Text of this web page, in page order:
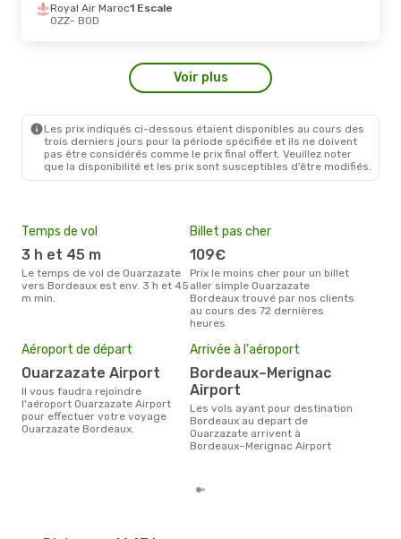
Royal Air Maroc1 Escale
OZZ- BOD
Voir plus
Les prix indiqués ci-dessous étaient disponibles au cours des
trois derniers jours pour la période spécifiée et ils ne doivent
pas être considérés comme le prix final offert. Veuillez noter
que la disponibilité et les prix sont susceptibles d’être modifiés.
Temps de vol
3 h et 45 m
Le temps de vol de Ouarzazate
vers Bordeaux est env. 3 h et 45
m min.
Billet pas cher
109€
Prix le moins cher pour un billet
aller simple Ouarzazate
Bordeaux trouvé par nos clients
au cours des 72 dernières
heures
Aéroport de départ
Ouarzazate Airport
Il vous faudra rejoindre
l'aéroport Ouarzazate Airport
pour effectuer votre voyage
Ouarzazate Bordeaux.
Arrivée à l'aéroport
Bordeaux–Merignac
Airport
Les vols ayant pour destination
Bordeaux au depart de
Ouarzazate arrivent à
Bordeaux–Merignac Airport